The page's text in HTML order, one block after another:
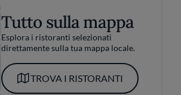
Tutto sulla mappa
Esplora i ristoranti selezionati
direttamente sulla tua mappa locale.
TROVA I RISTORANTI